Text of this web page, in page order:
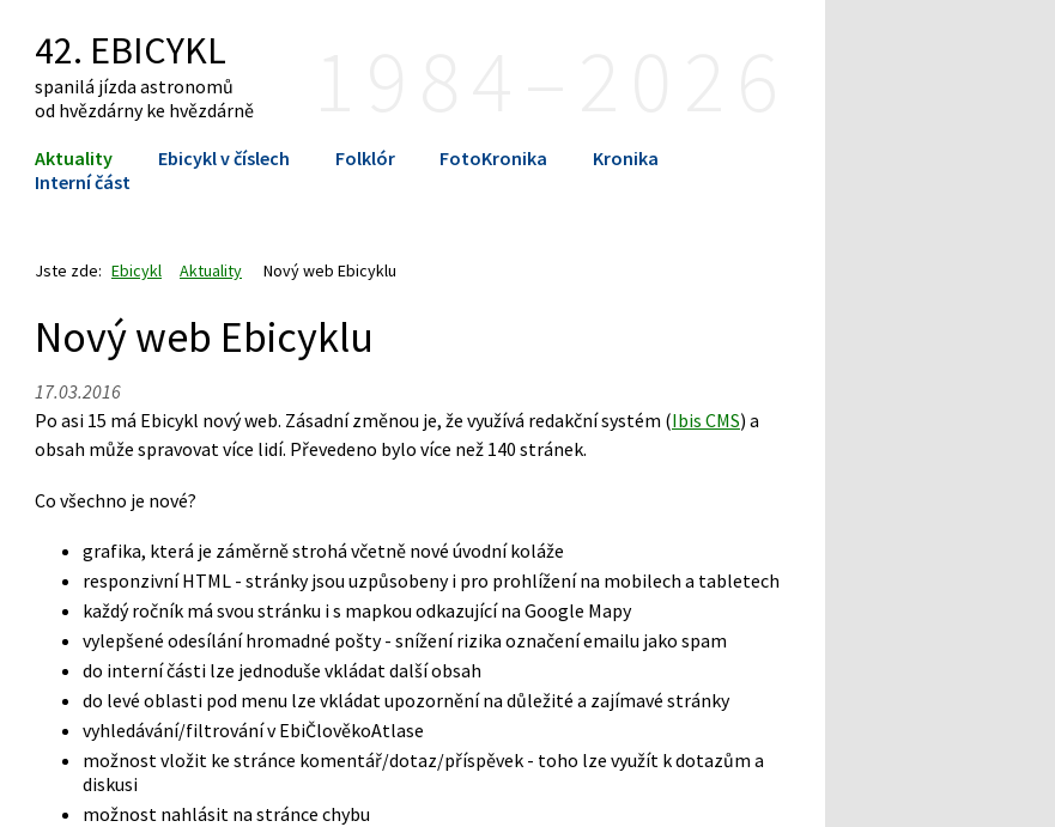
42. EBICYKL
spanilá jízda astronomů
od hvězdárny ke hvězdárně
Aktuality Ebicykl v číslech Folklór FotoKronika
Kronika
Interní část
Jste zde: Ebicykl Aktuality Nový web Ebicyklu
Nový web Ebicyklu
17.03.2016
Po asi 15 má Ebicykl nový web. Zásadní změnou je, že využívá redakční systém (Ibis CMS) a
obsah může spravovat více lidí. Převedeno bylo více než 140 stránek.
Co všechno je nové?
grafika, která je záměrně strohá včetně nové úvodní koláže
responzivní HTML - stránky jsou uzpůsobeny i pro prohlížení na mobilech a tabletech
každý ročník má svou stránku i s mapkou odkazující na Google Mapy
vylepšené odesílání hromadné pošty - snížení rizika označení emailu jako spam
do interní části lze jednoduše vkládat další obsah
do levé oblasti pod menu lze vkládat upozornění na důležité a zajímavé stránky
vyhledávání/filtrování v EbiČlověkoAtlase
možnost vložit ke stránce komentář/dotaz/příspěvek - toho lze využít k dotazům a
diskusi
možnost nahlásit na stránce chybu